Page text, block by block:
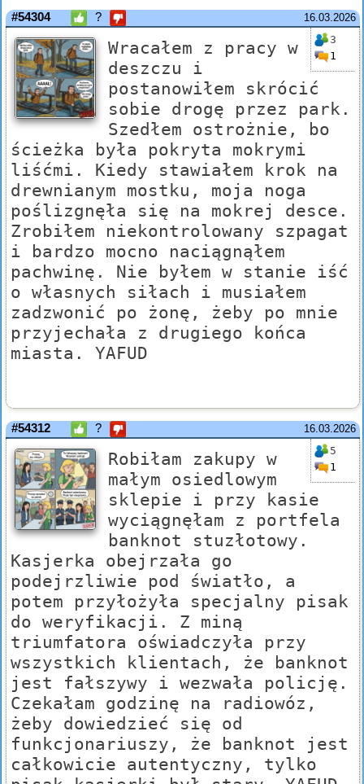
16.03.2026
#54304 ?
3
1
Wracałem z pracy w
deszczu i
postanowiłem skrócić
sobie drogę przez park.
Szedłem ostrożnie, bo
ścieżka była pokryta mokrymi
liśćmi. Kiedy stawiałem krok na
drewnianym mostku, moja noga
poślizgnęła się na mokrej desce.
Zrobiłem niekontrolowany szpagat
i bardzo mocno naciągnąłem
pachwinę. Nie byłem w stanie iść
o własnych siłach i musiałem
zadzwonić po żonę, żeby po mnie
przyjechała z drugiego końca
miasta. YAFUD
16.03.2026
#54312 ?
5
1
Robiłam zakupy w
małym osiedlowym
sklepie i przy kasie
wyciągnęłam z portfela
banknot stuzłotowy.
Kasjerka obejrzała go
podejrzliwie pod światło, a
potem przyłożyła specjalny pisak
do weryfikacji. Z miną
triumfatora oświadczyła przy
wszystkich klientach, że banknot
jest fałszywy i wezwała policję.
Czekałam godzinę na radiowóz,
żeby dowiedzieć się od
funkcjonariuszy, że banknot jest
całkowicie autentyczny, tylko